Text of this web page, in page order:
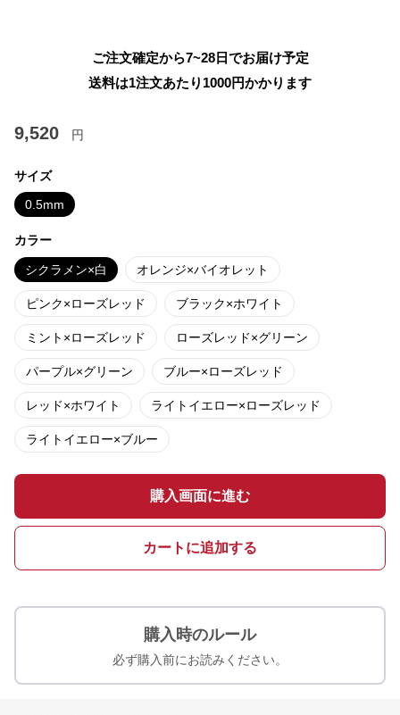
ご注文確定から7~28日でお届け予定
送料は1注文あたり 1000円かかります
9,520 円
サイズ
0.5mm
カラー
シクラメン×白 オレンジ×バイオレット
ピンク×ローズレッド ブラック×ホワイト
ミント×ローズレッド ローズレッド×グリーン
パープル×グリーン ブルー×ローズレッド
レッド×ホワイト ライトイエロー×ローズレッド
ライトイエロー×ブルー
購入画面に進む
カートに追加する
購入時のルール
必ず購入前にお読みください。